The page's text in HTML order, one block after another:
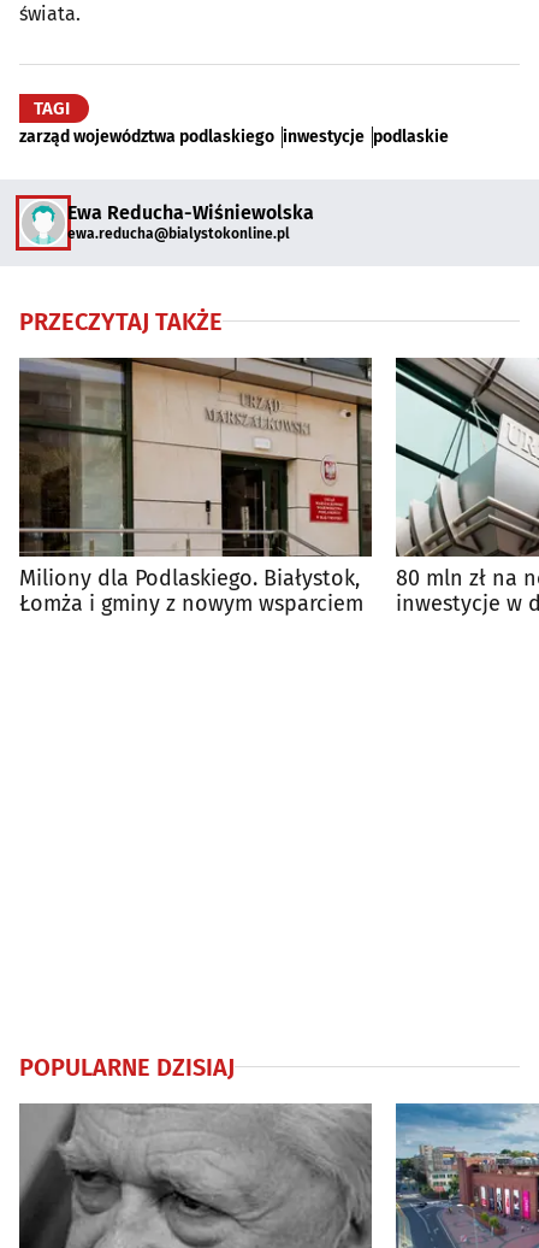
świata.
TAGI
zarząd województwa podlaskiego inwestycje podlaskie
Ewa Reducha-Wiśniewolska
ewa.reducha@bialystokonline.pl
PRZECZYTAJ TAKŻE
Miliony dla Podlaskiego. Białystok,
Łomża i gminy z nowym wsparciem
80 mln zł na
inwestycje w
POPULARNE DZISIAJ